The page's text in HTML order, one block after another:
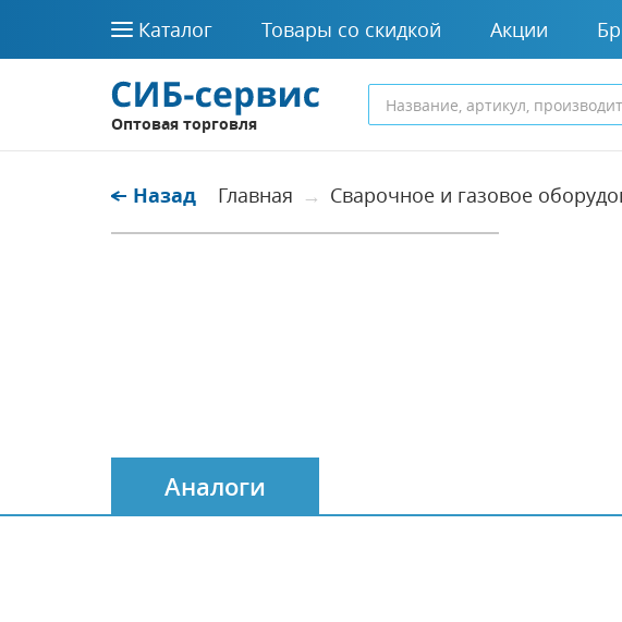
Каталог Товары со скидкой Акции
Оптовая торговля
Назад Главная Сварочное и газовое
Аналоги